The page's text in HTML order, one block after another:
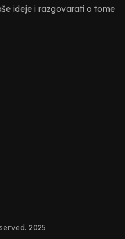
ideje i razgovarati o tome
2025